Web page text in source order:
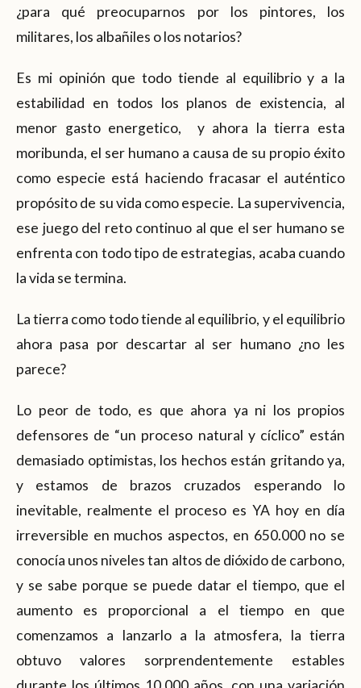
¿para qué preocuparnos por los pintores, los
militares, los albañiles o los notarios?
Es mi opinión que todo tiende al equilibrio y a la
estabilidad en todos los planos de existencia, al
menor gasto energetico, y ahora la tierra esta
moribunda, el ser humano a causa de su propio éxito
como especie está haciendo fracasar el auténtico
propósito de su vida como especie. La supervivencia,
ese juego del reto continuo al que el ser humano se
enfrenta con todo tipo de estrategias, acaba cuando
la vida se termina.
La tierra como todo tiende al equilibrio, y el equilibrio
ahora pasa por descartar al ser humano ¿no les
parece?
Lo peor de todo, es que ahora ya ni los propios
defensores de “un proceso natural y cíclico” están
demasiado optimistas, los hechos están gritando ya,
y estamos de brazos cruzados esperando lo
inevitable, realmente el proceso es YA hoy en día
irreversible en muchos aspectos, en 650.000 no se
conocía unos niveles tan altos de dióxido de carbono,
y se sabe porque se puede datar el tiempo, que el
aumento es proporcional a el tiempo en que
comenzamos a lanzarlo a la atmosfera, la tierra
obtuvo valores sorprendentemente estables